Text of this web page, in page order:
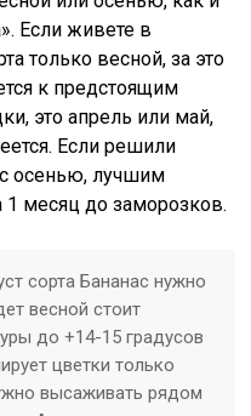
Если живете в
только весной, за это
к предстоящим
это апрель или май,
Если решили
осенью, лучшим
1 месяц до заморозков.
сорта Бананас нужно
весной стоит
до +14-15 градусов
цветки только
высаживать рядом